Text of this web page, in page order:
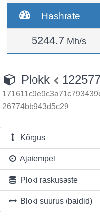
Hashrate
5244.7 Mh/s
Plokk
26774bb943d5c29
Kõrgus
Ajatempel
Ploki raskusaste
Bloki suurus (baidid)